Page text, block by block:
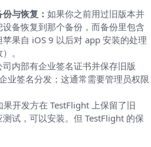
与恢复： 如果你之前用过旧版本并
备恢复到那个备份，而备份里包含
果自 iOS 9 以后对 app 安装的处理
。
司内部有企业签名证书并保存旧版
业签名分发；这通常需要管理员权限
果开发方在 TestFlight 上保留了旧
试，可以安装。但 TestFlight 的保